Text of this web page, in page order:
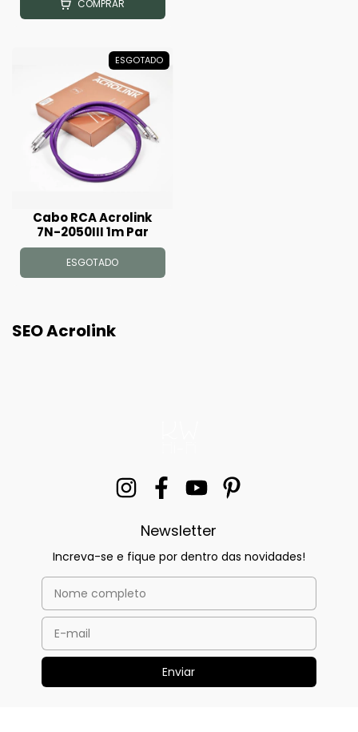
COMPRAR
ESGOTADO
Cabo RCA Acrolink
7N-2050III 1m Par
ESGOTADO
SEO Acrolink
Newsletter
Increva-se e fique por dentro das novidades!